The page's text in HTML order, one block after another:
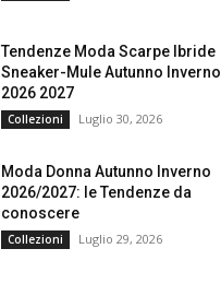
Tendenze Moda Scarpe Ibride
Sneaker-Mule Autunno Inverno
2026 2027
Collezioni Luglio 30, 2026
Moda Donna Autunno Inverno
2026/2027: le Tendenze da
conoscere
Collezioni Luglio 29, 2026